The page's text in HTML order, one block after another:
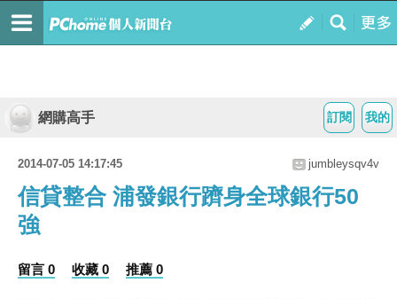
我的
訂閱
網購高手
2014-07-05 14:17:45 jumbleysqv4v
信貸整合 浦發銀行躋身全球銀行50
強
留言 0 收藏 0 推薦 0